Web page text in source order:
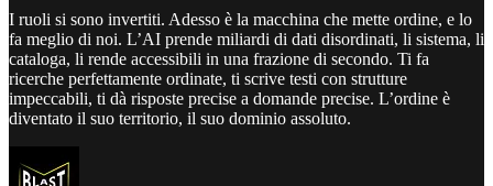
I ruoli si sono invertiti. Adesso è la macchina che mette ordine, e lo
fa meglio di noi. L’AI prende miliardi di dati disordinati, li sistema, li
cataloga, li rende accessibili in una frazione di secondo. Ti fa
ricerche perfettamente ordinate, ti scrive testi con strutture
impeccabili, ti dà risposte precise a domande precise. L’ordine è
diventato il suo territorio, il suo dominio assoluto.